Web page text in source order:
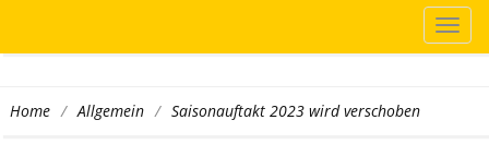
Home / Allgemein / Saisonauftakt 2023 wird verschoben